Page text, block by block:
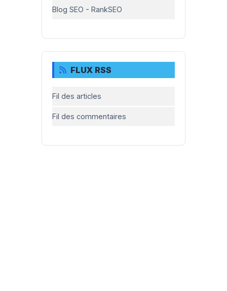
Blog SEO - RankSEO
FLUX RSS
Fil des articles
Fil des commentaires